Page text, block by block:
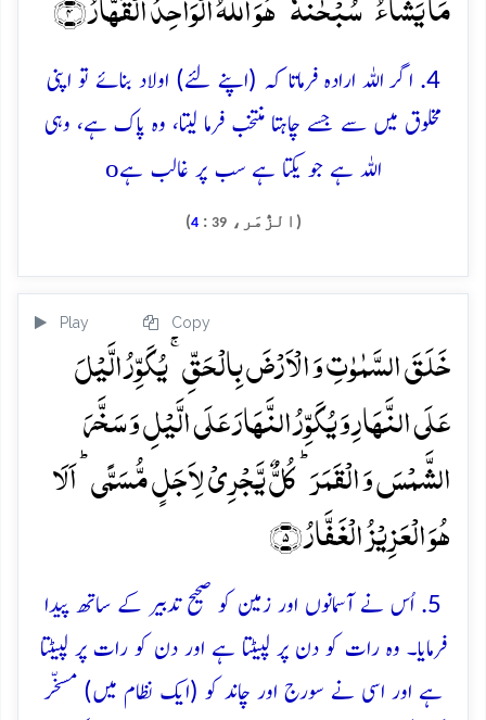
4. اگر اللہ ارادہ فرماتا کہ (اپنے لئے) اولاد بنائے تو اپنی
مخلوق میں سے جسے چاہتا منتخب فرما لیتا، وہ پاک ہے، وہی
اللہ ہے جو یکتا ہے سب پر غالب ہےo
(الزُّمَر،39
:
4
)
Play Copy
خَلَقَ السَّمٰوٰتِ وَ الۡاَرۡضَ بِالۡحَقِّ ۚ یُکَوِّرُ الَّیۡلَ
عَلَی النَّہَارِ وَ یُکَوِّرُ النَّہَارَ عَلَی الَّیۡلِ وَ سَخَّرَ
الشَّمۡسَ وَ الۡقَمَرَ ؕ کُلٌّ یَّجۡرِیۡ لِاَجَلٍ مُّسَمًّی ؕ اَلَا
ہُوَ الۡعَزِیۡزُ الۡغَفَّارُ ﴿۵﴾
5. اُس نے آسمانوں اور زمین کو صحیح تدبیر کے ساتھ پیدا
فرمایا۔ وہ رات کو دن پر لپیٹتا ہے اور دن کو رات پر لپیٹتا
ہے اور اسی نے سورج اور چاند کو (ایک نظام میں) مسخّر